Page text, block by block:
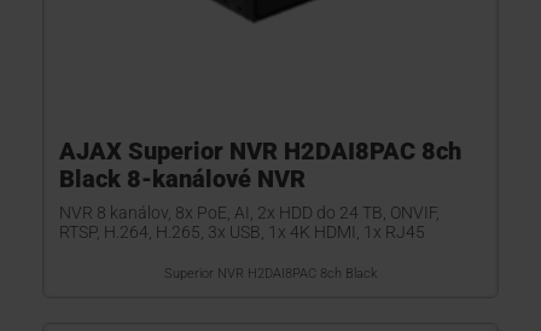
AJAX Superior NVR H2DAI8PAC 8ch
Black 8-kanálové NVR
NVR 8 kanálov, 8x PoE, AI, 2x HDD do 24 TB, ONVIF,
RTSP, H.264, H.265, 3x USB, 1x 4K HDMI, 1x RJ45
Superior NVR H2DAI8PAC 8ch Black